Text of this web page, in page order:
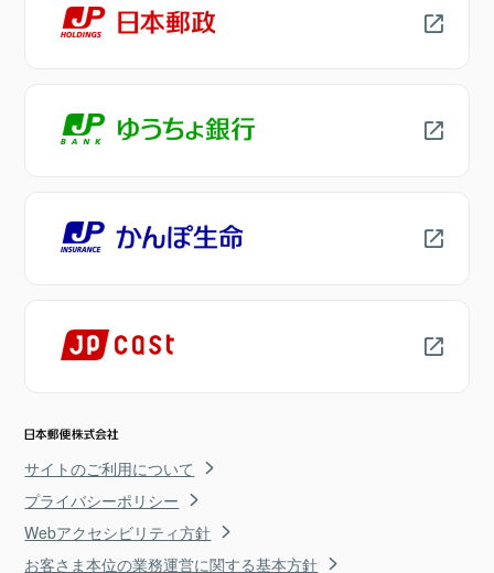
サイトのご利用について
プライバシーポリシー
Webアクセシビリティ方針
お客さま本位の業務運営に関する基本方針